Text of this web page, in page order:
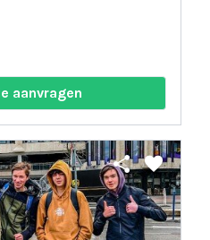
aanvragen
share favorite